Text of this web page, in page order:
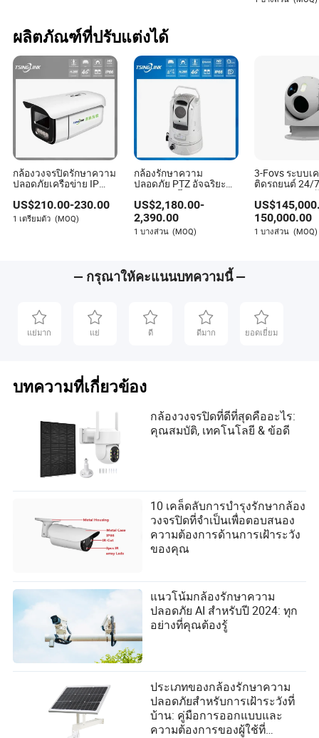
ผลิตภัณฑ์ที่ปรับแต่งได้
กล้องวงจรปิดรักษาความ
ปลอดภัยเครือข่าย IP
ไมโครโฟน การจดจำ
ใบหน้า Megapixel Super
Starlight 4.0 IR 2K Lpr
US$210.00-230.00
1 เตรียมตัว (MOQ)
กล้องรักษาความ
ปลอดภัย PTZ อัจฉริยะ
ติดตามอัตโนมัติแบบ
ควบคุมระยะไกลสำหรับ
การตรวจสอบการจราจร
US$2,180.00-
2,390.00
1 บางส่วน (MOQ)
3-Fovs ระบบเ
ติดรถยนต์ 24/
ถ่ายภาพความ
ไกลแบบมัลติส
มีการระบายค
US$
150,000.00
1 บางส่วน (MOQ)
— กรุณาให้คะแนนบทความนี้ —
แย่มาก แย่ ดี ดีมาก ยอดเยี่ยม
บทความที่เกี่ยวข้อง
กล้องวงจรปิดที่ดีที่สุดคืออะไร:
คุณสมบัติ, เทคโนโลยี & ข้อดี
10 เคล็ดลับการบำรุงรักษากล้อง
วงจรปิดที่จำเป็นเพื่อตอบสนอง
ความต้องการด้านการเฝ้าระวัง
ของคุณ
แนวโน้มกล้องรักษาความ
ปลอดภัย AI สำหรับปี 2024: ทุก
อย่างที่คุณต้องรู้
ประเภทของกล้องรักษาความ
ปลอดภัยสำหรับการเฝ้าระวังที่
บ้าน: คู่มือการออกแบบและ
ความต้องการของผู้ใช้ที่